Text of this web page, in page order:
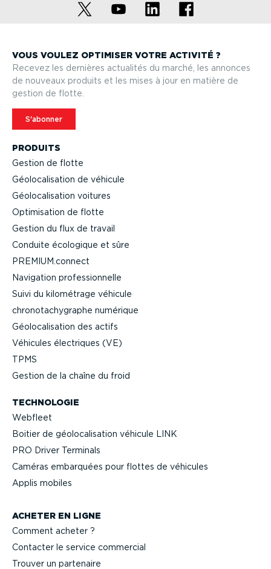
PRODUITS
Gestion de flotte
Géolo­ca­li­sation de véhicule
Géolo­ca­li­sation voitures
Optimi­sation de flotte
Gestion du flux de travail
Conduite écologique et sûre
PREMIUM.connect
Navigation profes­sion­nelle
Suivi du kilométrage véhicule
chrono­ta­chy­graphe numérique
Géolo­ca­li­sation des actifs
Véhicules électriques (VE)
TPMS
Gestion de la chaîne du froid
TECHNOLOGIE
Webfleet
Boitier de géolo­ca­li­sation véhicule LINK
PRO Driver Terminals
Caméras embarquées pour flottes de véhicules
Applis mobiles
ACHETER EN LIGNE
Comment acheter ?
Contacter le service commercial
Trouver un partenaire
VOUS VOULEZ OPTIMISER VOTRE ACTIVITÉ ?
Recevez les dernières actualités du marché, les annonces
de nouveaux produits et les mises à jour en matière de
gestion de flotte.
S'abonner